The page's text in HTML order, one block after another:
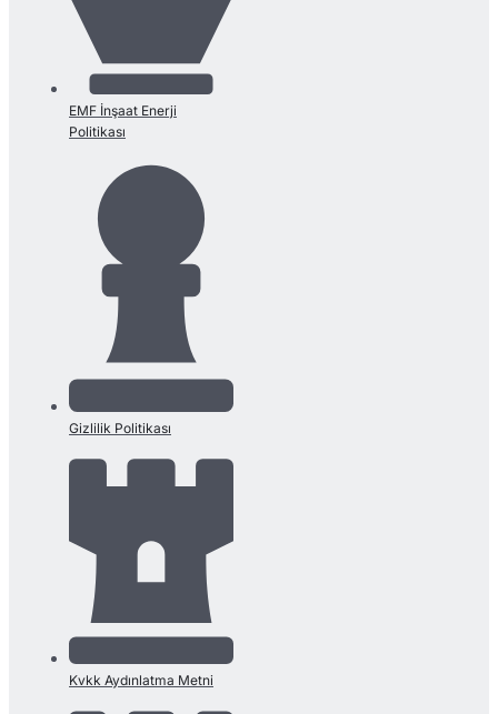
EMF İnşaat Enerji
Politikası
Gizlilik Politikası
Kvkk Aydınlatma Metni